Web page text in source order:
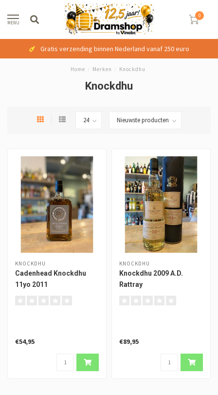
MENU
0
Gratis verzending binnen Nederland vanaf 250 euro
Home Merken Knockdhu
Knockdhu
KNOCKDHU
Cadenhead Knockdhu
11yo 2011
€54,95
KNOCKDHU
Knockdhu 2009 A.D.
Rattray
€89,95